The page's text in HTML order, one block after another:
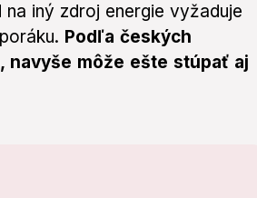
iný zdroj energie vyžaduje
Podľa českých
navyše môže ešte stúpať aj